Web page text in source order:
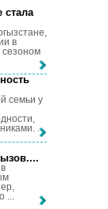
стала
в
сезоном
семьи у
...
.